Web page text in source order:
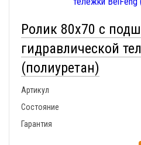
Ролик 80x70 с
гидравлической
(полиуретан)
Артикул
Состояние
Гарантия